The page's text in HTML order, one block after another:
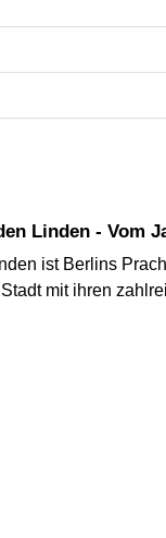
Linden - Vom
ist Berlins
mit ihren